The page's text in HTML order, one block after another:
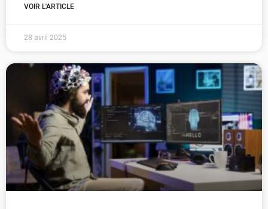
VOIR L'ARTICLE
28 avril 2025